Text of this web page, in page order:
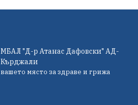
МБАЛ "Д-р Атанас Дафовски" АД-
Кърджали
вашето място за здраве и грижа